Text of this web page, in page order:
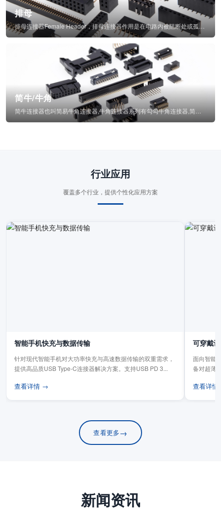
排母
排母连接器Female Header，排母连接器作用是在电路内被阻断处或孤立不通...
简牛/牛角
行业应用
覆盖多个行业，提供个性化应用方案
智能手机快充与数据传输
针对现代智能手机对大功率快充与高速数据传输的双重需求，
提供高品质USB Type-C连接器解决方案。支持USB PD 3...
查看详情 →
可穿戴
面向智能
备对超薄
查看详
查看更多→
新闻资讯